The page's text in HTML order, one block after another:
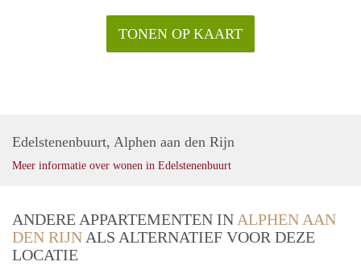
TONEN OP KAART
Edelstenenbuurt, Alphen aan den Rijn
Meer informatie over wonen in Edelstenenbuurt
ANDERE APPARTEMENTEN IN ALPHEN AAN
DEN RIJN ALS ALTERNATIEF VOOR DEZE
LOCATIE